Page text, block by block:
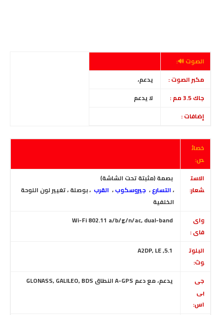
الصوت 🔊:
مكبر الصوت :
يدعم،
جاك 3.5 مم :
لا يدعم
إضافات :
خصائ
ص:
الاست
شعار:
بصمة (مثبتة تحت الشاشة)
،التسارع، جيروسكوب، القرب ، بوصلة،تغيير لون اللوحة
الخلفية
واى
فاى :
البلوت
وث:
جى
بى
اس:
يدعم، مع دعم A-GPS النطاق GLONASS, GALILEO, BDS